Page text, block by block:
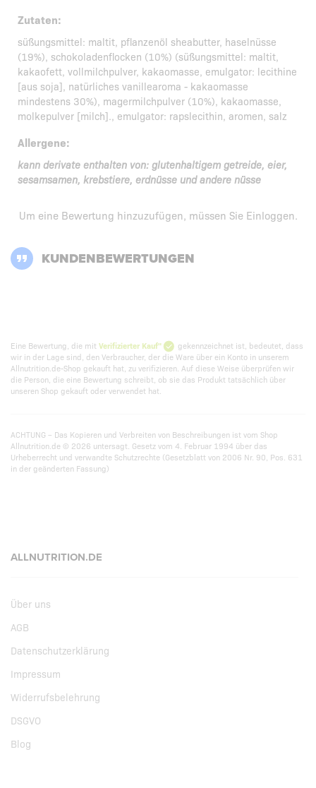
Zutaten:
süßungsmittel: maltit, pflanzenöl sheabutter, haselnüsse
(19%), schokoladenflocken (10%) (süßungsmittel: maltit,
kakaofett, vollmilchpulver, kakaomasse, emulgator: lecithine
[aus soja], natürliches vanillearoma - kakaomasse
mindestens 30%), magermilchpulver (10%), kakaomasse,
molkepulver [milch]., emulgator: rapslecithin, aromen, salz
Allergene:
kann derivate enthalten von: glutenhaltigem getreide, eier,
sesamsamen, krebstiere, erdnüsse und andere nüsse
Um eine Bewertung hinzuzufügen, müssen Sie Einloggen.
KUNDENBEWERTUNGEN
Eine Bewertung, die mit Verifizierter Kauf"
gekennzeichnet ist, bedeutet, dass
wir in der Lage sind, den Verbraucher, der die Ware über ein Konto in unserem
Allnutrition.de-Shop gekauft hat, zu verifizieren. Auf diese Weise überprüfen wir
die Person, die eine Bewertung schreibt, ob sie das Produkt tatsächlich über
unseren Shop gekauft oder verwendet hat.
ACHTUNG – Das Kopieren und Verbreiten von Beschreibungen ist vom Shop
Allnutrition.de © 2026 untersagt. Gesetz vom 4. Februar 1994 über das
Urheberrecht und verwandte Schutzrechte (Gesetzblatt von 2006 Nr. 90, Pos. 631
in der geänderten Fassung)
ALLNUTRITION.DE
Über uns
AGB
Datenschutzerklärung
Impressum
Widerrufsbelehrung
DSGVO
Blog